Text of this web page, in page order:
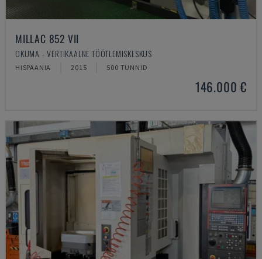
MILLAC 852 VII
OKUMA - VERTIKAALNE TÖÖTLEMISKESKUS
HISPAANIA 2015 500 TUNNID
146.000 €